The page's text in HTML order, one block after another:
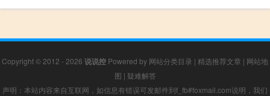
Copyright © 2012 - 2026 说说控 Powered by 网站分类目录 | 精选推荐文章 | 网站地
图 | 疑难解答
声明：本站内容来自互联网，如信息有错误可发邮件到f_fb#foxmail.com说明，我们